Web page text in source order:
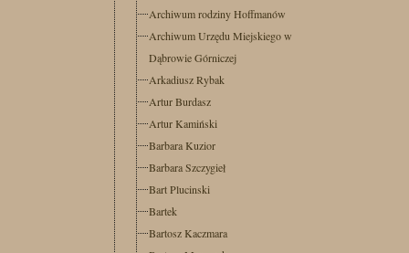
Archiwum rodziny Hoffmanów
Archiwum Urzędu Miejskiego w
Dąbrowie Górniczej
Arkadiusz Rybak
Artur Burdasz
Artur Kamiński
Barbara Kuzior
Barbara Szczygieł
Bart Plucinski
Bartek
Bartosz Kaczmara